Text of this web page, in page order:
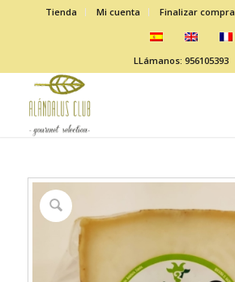
Tienda Mi cuenta Finalizar compra
LLámanos: 956105393